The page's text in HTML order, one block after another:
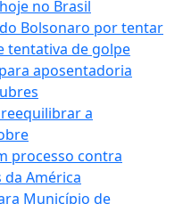
no Brasil
Bolsonaro por tentar
tentativa de golpe
aposentadoria
a
processo contra
América
Município de